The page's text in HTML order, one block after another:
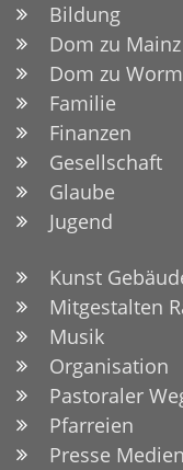
Bildung
Dom zu Mainz
Dom zu
Familie
Finanzen
Gesellschaft
Glaube
Jugend
Kunst
Mitgestalten
Musik
Organisation
Pastoraler
Pfarreien
Presse Medien